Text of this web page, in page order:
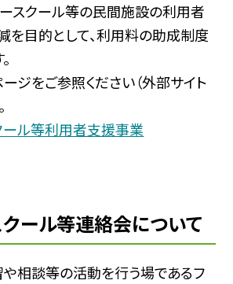
スクール等の民間施設の利用者
を目的として、利用料の助成制度
ジをご参照ください（外部サイト
ール等利用者支援事業
クール等連絡会について
相談等の活動を行う場であるフ